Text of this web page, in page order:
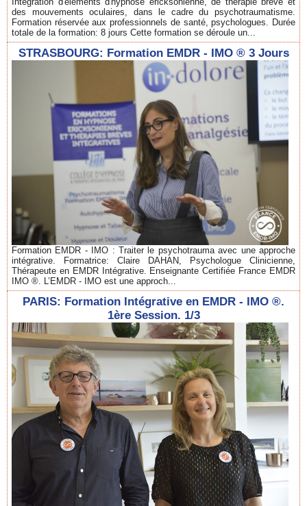
des mouvements oculaires, dans le cadre du psychotraumatisme.
Formation réservée aux professionnels de santé, psychologues. Durée
totale de la formation: 8 jours Cette formation se déroule un...
STRASBOURG: Formation EMDR - IMO ® 3 Jours
Formation EMDR - IMO : Traiter le psychotrauma avec une approche
intégrative. Formatrice: Claire DAHAN, Psychologue Clinicienne,
Thérapeute en EMDR Intégrative. Enseignante Certifiée France EMDR
IMO ®. L’EMDR - IMO est une approch...
PARIS: Formation Intégrative en EMDR - IMO ®.
1ère Session. 1/3